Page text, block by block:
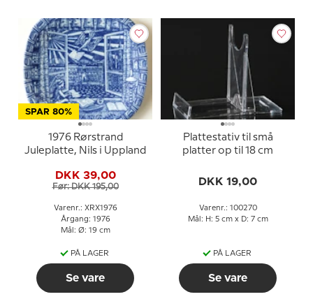
SPAR 80%
1976 Rørstrand
Juleplatte, Nils i Uppland
DKK 39,00
Før: DKK 195,00
Varenr.: XRX1976
Årgang: 1976
Mål: Ø: 19 cm
PÅ LAGER
Se vare
Plattestativ til små
platter op til 18 cm
DKK 19,00
Varenr.: 100270
Mål: H: 5 cm x D: 7 cm
PÅ LAGER
Se vare